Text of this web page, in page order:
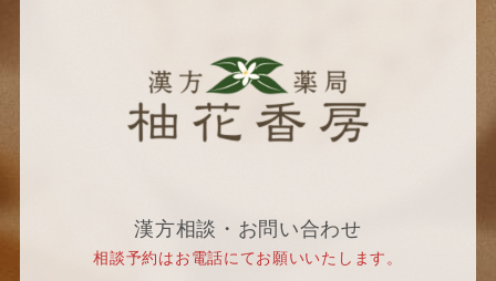
漢方相談・お問い合わせ
相談予約はお電話にてお願いいたします。